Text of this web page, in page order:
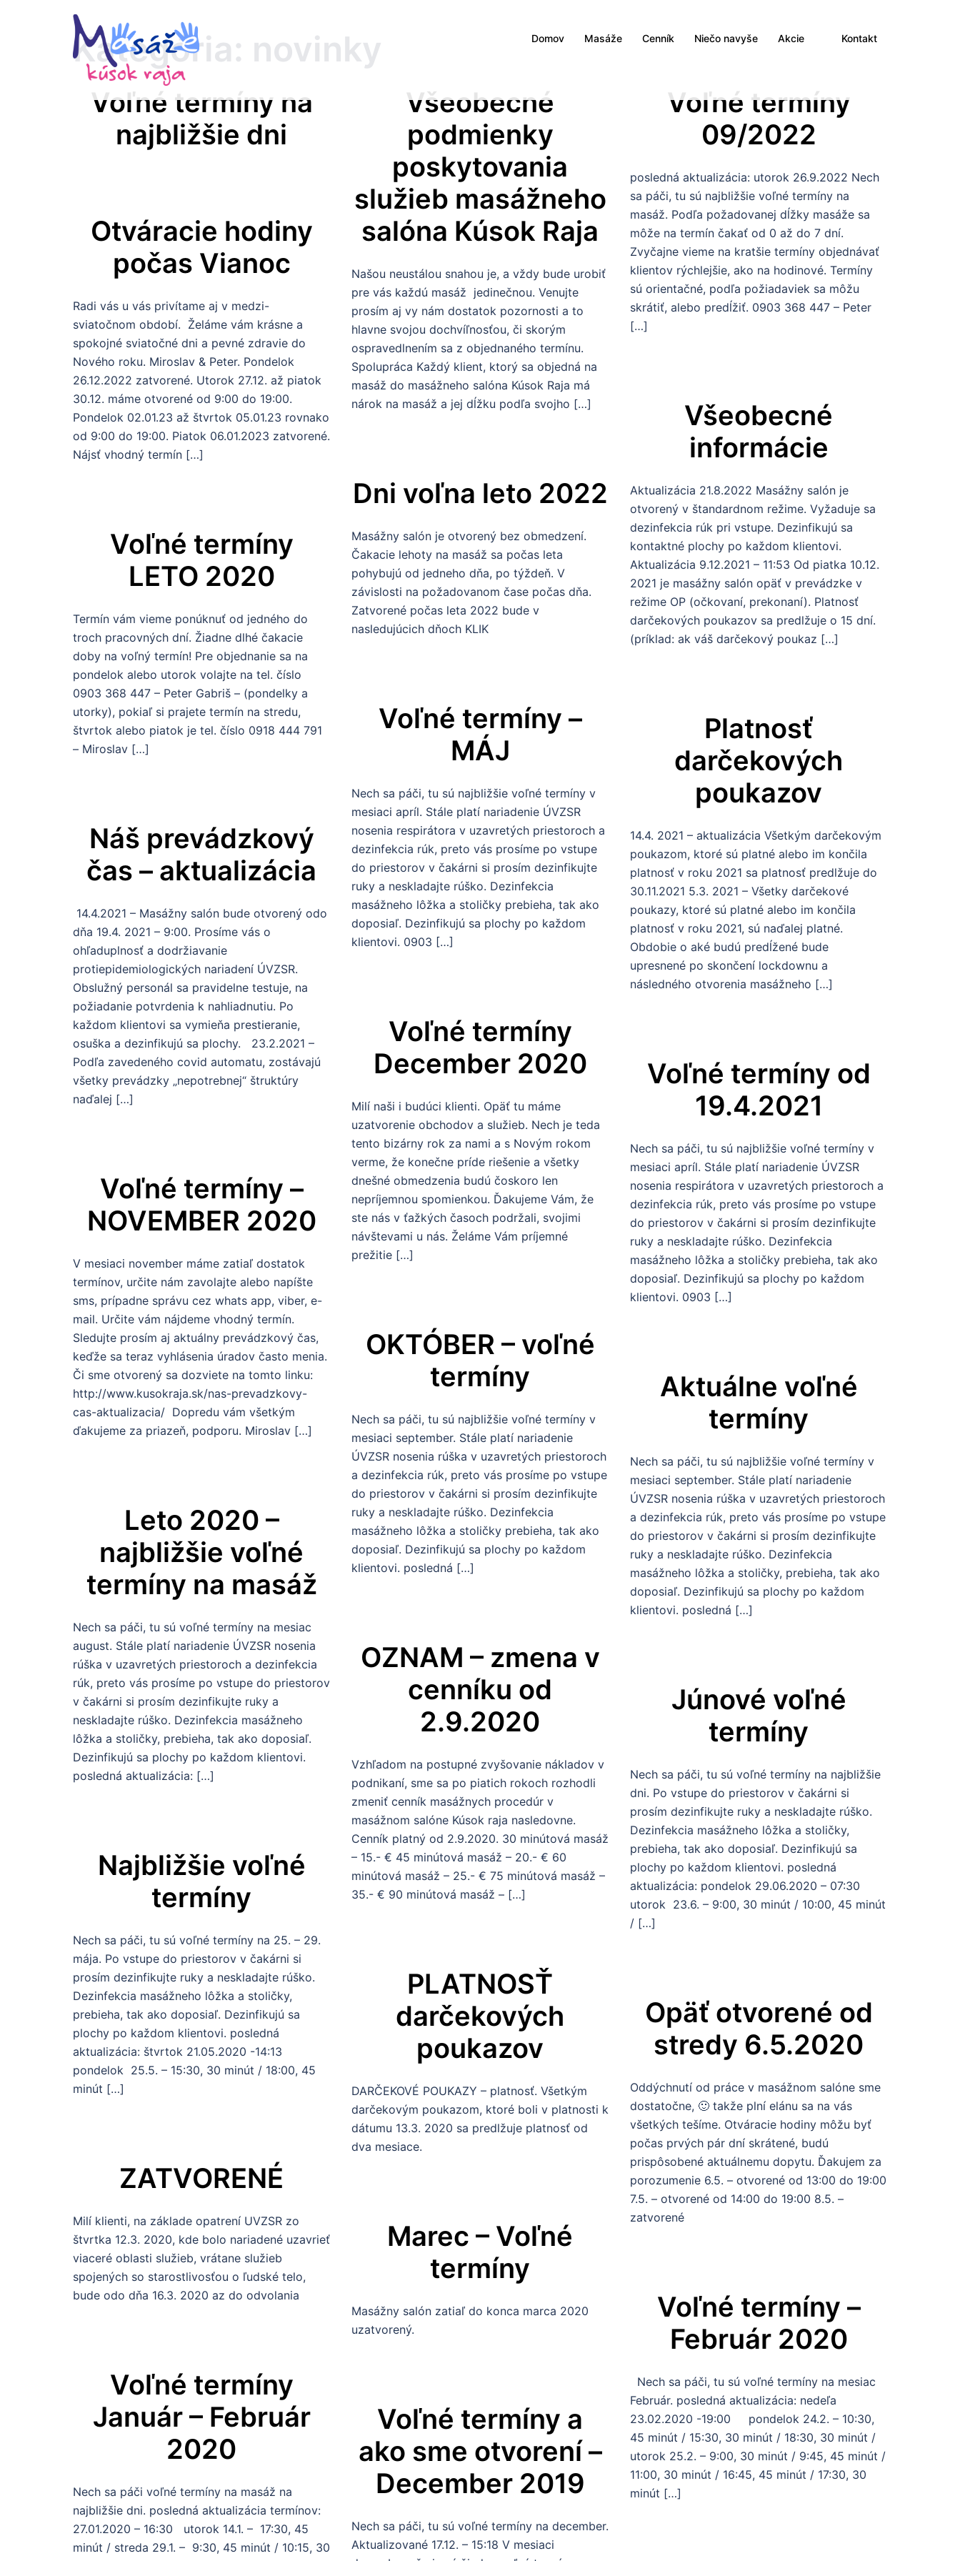
Domov Masáže Cenník Niečo navyše Akcie Kontakt
Kategória: novinky
Voľné termíny na
najbližšie dni
Všeobecné
podmienky
poskytovania
služieb masážneho
salóna Kúsok Raja
Našou neustálou snahou je, a vždy bude urobiť
pre vás každú masáž jedinečnou. Venujte
prosím aj vy nám dostatok pozornosti a to
hlavne svojou dochvíľnosťou, či skorým
ospravedlnením sa z objednaného termínu.
Spolupráca Každý klient, ktorý sa objedná na
masáž do masážneho salóna Kúsok Raja má
nárok na masáž a jej dĺžku podľa svojho […]
Voľné termíny
09/2022
posledná aktualizácia: utorok 26.9.2022 Nech
sa páči, tu sú najbližšie voľné termíny na
masáž. Podľa požadovanej dĺžky masáže sa
môže na termín čakať od 0 až do 7 dní.
Zvyčajne vieme na kratšie termíny objednávať
klientov rýchlejšie, ako na hodinové. Termíny
sú orientačné, podľa požiadaviek sa môžu
skrátiť, alebo predĺžiť. 0903 368 447 – Peter
[…]
Otváracie hodiny
počas Vianoc
Radi vás u vás privítame aj v medzi-
sviatočnom období. Želáme vám krásne a
spokojné sviatočné dni a pevné zdravie do
Nového roku. Miroslav & Peter. Pondelok
26.12.2022 zatvorené. Utorok 27.12. až piatok
30.12. máme otvorené od 9:00 do 19:00.
Pondelok 02.01.23 až štvrtok 05.01.23 rovnako
od 9:00 do 19:00. Piatok 06.01.2023 zatvorené.
Nájsť vhodný termín […]
Dni voľna leto 2022
Masážny salón je otvorený bez obmedzení.
Čakacie lehoty na masáž sa počas leta
pohybujú od jedneho dňa, po týždeň. V
závislosti na požadovanom čase počas dňa.
Zatvorené počas leta 2022 bude v
nasledujúcich dňoch KLIK
Všeobecné
informácie
Aktualizácia 21.8.2022 Masážny salón je
otvorený v štandardnom režime. Vyžaduje sa
dezinfekcia rúk pri vstupe. Dezinfikujú sa
kontaktné plochy po každom klientovi.
Aktualizácia 9.12.2021 – 11:53 Od piatka 10.12.
2021 je masážny salón opäť v prevádzke v
režime OP (očkovaní, prekonaní). Platnosť
darčekových poukazov sa predlžuje o 15 dní.
(príklad: ak váš darčekový poukaz […]
Voľné termíny
LETO 2020
Termín vám vieme ponúknuť od jedného do
troch pracovných dní. Žiadne dlhé čakacie
doby na voľný termín! Pre objednanie sa na
pondelok alebo utorok volajte na tel. číslo
0903 368 447 – Peter Gabriš – (pondelky a
utorky), pokiaľ si prajete termín na stredu,
štvrtok alebo piatok je tel. číslo 0918 444 791
– Miroslav […]
Voľné termíny –
MÁJ
Nech sa páči, tu sú najbližšie voľné termíny v
mesiaci apríl. Stále platí nariadenie ÚVZSR
nosenia respirátora v uzavretých priestoroch a
dezinfekcia rúk, preto vás prosíme po vstupe
do priestorov v čakárni si prosím dezinfikujte
ruky a neskladajte rúško. Dezinfekcia
masážneho lôžka a stoličky prebieha, tak ako
doposiaľ. Dezinfikujú sa plochy po každom
klientovi. 0903 […]
Platnosť
darčekových
poukazov
14.4. 2021 – aktualizácia Všetkým darčekovým
poukazom, ktoré sú platné alebo im končila
platnosť v roku 2021 sa platnosť predlžuje do
30.11.2021 5.3. 2021 – Všetky darčekové
poukazy, ktoré sú platné alebo im končila
platnosť v roku 2021, sú naďalej platné.
Obdobie o aké budú predĺžené bude
upresnené po skončení lockdownu a
následného otvorenia masážneho […]
Náš prevádzkový
čas – aktualizácia
14.4.2021 – Masážny salón bude otvorený odo
dňa 19.4. 2021 – 9:00. Prosíme vás o
ohľaduplnosť a dodržiavanie
protiepidemiologických nariadení ÚVZSR.
Obslužný personál sa pravidelne testuje, na
požiadanie potvrdenia k nahliadnutiu. Po
každom klientovi sa vymieňa prestieranie,
osuška a dezinfikujú sa plochy. 23.2.2021 –
Podľa zavedeného covid automatu, zostávajú
všetky prevádzky „nepotrebnej“ štruktúry
naďalej […]
Voľné termíny
December 2020
Milí naši i budúci klienti. Opäť tu máme
uzatvorenie obchodov a služieb. Nech je teda
tento bizárny rok za nami a s Novým rokom
verme, že konečne príde riešenie a všetky
dnešné obmedzenia budú čoskoro len
nepríjemnou spomienkou. Ďakujeme Vám, že
ste nás v ťažkých časoch podržali, svojimi
návštevami u nás. Želáme Vám príjemné
prežitie […]
Voľné termíny od
19.4.2021
Nech sa páči, tu sú najbližšie voľné termíny v
mesiaci apríl. Stále platí nariadenie ÚVZSR
nosenia respirátora v uzavretých priestoroch a
dezinfekcia rúk, preto vás prosíme po vstupe
do priestorov v čakárni si prosím dezinfikujte
ruky a neskladajte rúško. Dezinfekcia
masážneho lôžka a stoličky prebieha, tak ako
doposiaľ. Dezinfikujú sa plochy po každom
klientovi. 0903 […]
Voľné termíny –
NOVEMBER 2020
V mesiaci november máme zatiaľ dostatok
termínov, určite nám zavolajte alebo napíšte
sms, prípadne správu cez whats app, viber, e-
mail. Určite vám nájdeme vhodný termín.
Sledujte prosím aj aktuálny prevádzkový čas,
keďže sa teraz vyhlásenia úradov často menia.
Či sme otvorený sa dozviete na tomto linku:
http://www.kusokraja.sk/nas-prevadzkovy-
cas-aktualizacia/ Dopredu vám všetkým
ďakujeme za priazeň, podporu. Miroslav […]
OKTÓBER – voľné
termíny
Nech sa páči, tu sú najbližšie voľné termíny v
mesiaci september. Stále platí nariadenie
ÚVZSR nosenia rúška v uzavretých priestoroch
a dezinfekcia rúk, preto vás prosíme po vstupe
do priestorov v čakárni si prosím dezinfikujte
ruky a neskladajte rúško. Dezinfekcia
masážneho lôžka a stoličky prebieha, tak ako
doposiaľ. Dezinfikujú sa plochy po každom
klientovi. posledná […]
Aktuálne voľné
termíny
Nech sa páči, tu sú najbližšie voľné termíny v
mesiaci september. Stále platí nariadenie
ÚVZSR nosenia rúška v uzavretých priestoroch
a dezinfekcia rúk, preto vás prosíme po vstupe
do priestorov v čakárni si prosím dezinfikujte
ruky a neskladajte rúško. Dezinfekcia
masážneho lôžka a stoličky, prebieha, tak ako
doposiaľ. Dezinfikujú sa plochy po každom
klientovi. posledná […]
Leto 2020 –
najbližšie voľné
termíny na masáž
Nech sa páči, tu sú voľné termíny na mesiac
august. Stále platí nariadenie ÚVZSR nosenia
rúška v uzavretých priestoroch a dezinfekcia
rúk, preto vás prosíme po vstupe do priestorov
v čakárni si prosím dezinfikujte ruky a
neskladajte rúško. Dezinfekcia masážneho
lôžka a stoličky, prebieha, tak ako doposiaľ.
Dezinfikujú sa plochy po každom klientovi.
posledná aktualizácia: […]
OZNAM – zmena v
cenníku od
2.9.2020
Vzhľadom na postupné zvyšovanie nákladov v
podnikaní, sme sa po piatich rokoch rozhodli
zmeniť cenník masážnych procedúr v
masážnom salóne Kúsok raja nasledovne.
Cenník platný od 2.9.2020. 30 minútová masáž
– 15.- € 45 minútová masáž – 20.- € 60
minútová masáž – 25.- € 75 minútová masáž –
35.- € 90 minútová masáž – […]
Júnové voľné
termíny
Nech sa páči, tu sú voľné termíny na najbližšie
dni. Po vstupe do priestorov v čakárni si
prosím dezinfikujte ruky a neskladajte rúško.
Dezinfekcia masážneho lôžka a stoličky,
prebieha, tak ako doposiaľ. Dezinfikujú sa
plochy po každom klientovi. posledná
aktualizácia: pondelok 29.06.2020 – 07:30
utorok 23.6. – 9:00, 30 minút / 10:00, 45 minút
/ […]
Najbližšie voľné
termíny
Nech sa páči, tu sú voľné termíny na 25. – 29.
mája. Po vstupe do priestorov v čakárni si
prosím dezinfikujte ruky a neskladajte rúško.
Dezinfekcia masážneho lôžka a stoličky,
prebieha, tak ako doposiaľ. Dezinfikujú sa
plochy po každom klientovi. posledná
aktualizácia: štvrtok 21.05.2020 -14:13
pondelok 25.5. – 15:30, 30 minút / 18:00, 45
minút […]
PLATNOSŤ
darčekových
poukazov
DARČEKOVÉ POUKAZY – platnosť. Všetkým
darčekovým poukazom, ktoré boli v platnosti k
dátumu 13.3. 2020 sa predlžuje platnosť od
dva mesiace.
Opäť otvorené od
stredy 6.5.2020
Oddýchnutí od práce v masážnom salóne sme
dostatočne, 🙂 takže plní elánu sa na vás
všetkých tešíme. Otváracie hodiny môžu byť
počas prvých pár dní skrátené, budú
prispôsobené aktuálnemu dopytu. Ďakujem za
porozumenie 6.5. – otvorené od 13:00 do 19:00
7.5. – otvorené od 14:00 do 19:00 8.5. –
zatvorené
ZATVORENÉ
Milí klienti, na základe opatrení UVZSR zo
štvrtka 12.3. 2020, kde bolo nariadené uzavrieť
viaceré oblasti služieb, vrátane služieb
spojených so starostlivosťou o ľudské telo,
bude odo dňa 16.3. 2020 az do odvolania
Marec – Voľné
termíny
Masážny salón zatiaľ do konca marca 2020
uzatvorený.
Voľné termíny –
Február 2020
Nech sa páči, tu sú voľné termíny na mesiac
Február. posledná aktualizácia: nedeľa
23.02.2020 -19:00 pondelok 24.2. – 10:30,
45 minút / 15:30, 30 minút / 18:30, 30 minút /
utorok 25.2. – 9:00, 30 minút / 9:45, 45 minút /
11:00, 30 minút / 16:45, 45 minút / 17:30, 30
minút […]
Voľné termíny
Január – Február
2020
Nech sa páči voľné termíny na masáž na
najbližšie dni. posledná aktualizácia termínov:
27.01.2020 – 16:30 utorok 14.1. – 17:30, 45
minút / streda 29.1. – 9:30, 45 minút / 10:15, 30
Voľné termíny a
ako sme otvorení –
December 2019
Nech sa páči, tu sú voľné termíny na december.
Aktualizované 17.12. – 15:18 V mesiaci